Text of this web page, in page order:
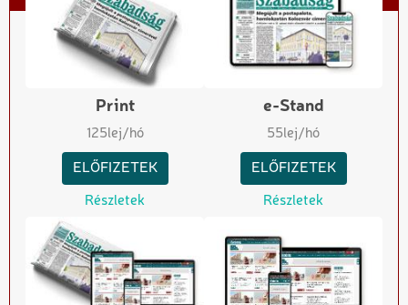
Print
125lej/hó
ELŐFIZETEK
Részletek
e-Stand
55lej/hó
ELŐFIZETEK
Részletek